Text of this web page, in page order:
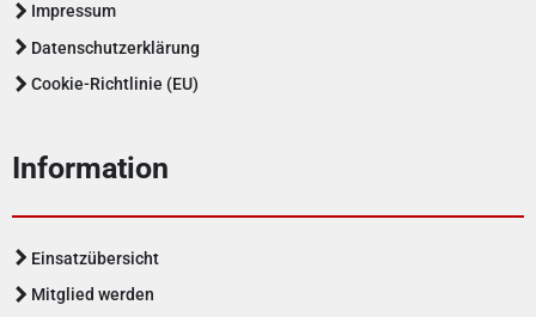
Impressum
Datenschutzerklärung
Cookie-Richtlinie (EU)
Information
Einsatzübersicht
Mitglied werden